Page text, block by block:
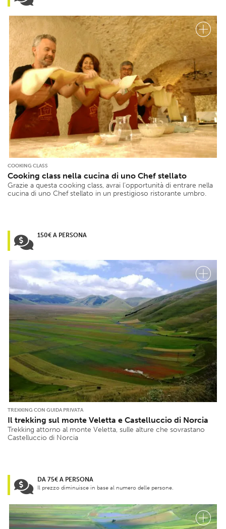
COOKING CLASS
Cooking class nella cucina di uno Chef stellato
Grazie a questa cooking class, avrai l’opportunità di entrare nella
cucina di uno Chef stellato in un prestigioso ristorante umbro.
150€ A PERSONA
TREKKING CON GUIDA PRIVATA
Il trekking sul monte Veletta e Castelluccio di Norcia
Trekking attorno al monte Veletta, sulle alture che sovrastano
Castelluccio di Norcia
DA 75€ A PERSONA
Il prezzo diminuisce in base al numero delle persone.